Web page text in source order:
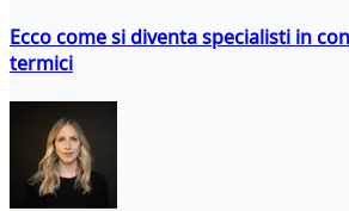
Ecco come si diventa specialisti in
termici